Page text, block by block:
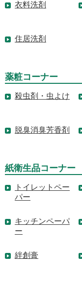
衣料洗剤
住居洗剤
薬粧コーナー
殺虫剤・虫よけ
脱臭消臭芳香剤
紙衛生品コーナー
トイレットペー
パー
キッチンペーパ
ー
絆創膏